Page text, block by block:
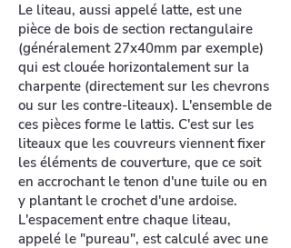
Le liteau, aussi appelé latte, est une
pièce de bois de section rectangulaire
(généralement 27x40mm par exemple)
qui est clouée horizontalement sur la
charpente (directement sur les chevrons
ou sur les contre-liteaux). L'ensemble de
ces pièces forme le lattis. C'est sur les
liteaux que les couvreurs viennent fixer
les éléments de couverture, que ce soit
en accrochant le tenon d'une tuile ou en
y plantant le crochet d'une ardoise.
L'espacement entre chaque liteau,
appelé le "pureau", est calculé avec une